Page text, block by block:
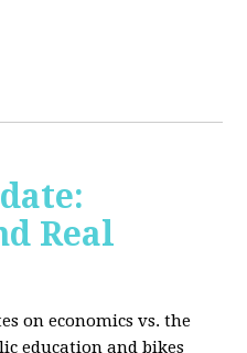
Real
on economics vs. the
education and bikes